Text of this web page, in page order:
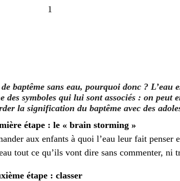
1
de baptême sans eau, pourquoi donc ? L’eau
des symboles qui lui sont associés : on peut
la signification du baptême avec des
étape : le « brain storming »
aux enfants à quoi l’eau leur fait penser
tout ce qu’ils vont dire sans commenter, ni
étape : classer